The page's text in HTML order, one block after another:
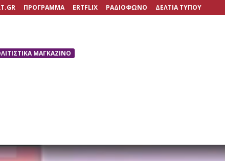
ΠΡΟΓΡΑΜΜΑ ERTFLIX ΡΑΔΙΟΦΩΝΟ ΔΕΛΤΙΑ ΤΥΠΟΥ
ΜΑΓΚΑΖΙΝΟ